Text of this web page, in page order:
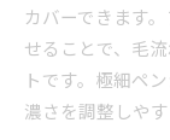
カバーできます
せることで、毛
トです。極細ペ
濃さを調整しやす